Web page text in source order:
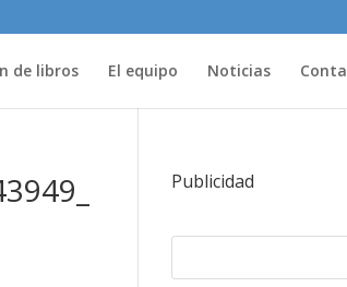
de libros El equipo Noticias
Publicidad